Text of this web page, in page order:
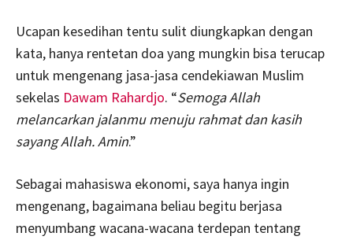
Ucapan kesedihan tentu sulit diungkapkan dengan
kata, hanya rentetan doa yang mungkin bisa terucap
untuk mengenang jasa-jasa cendekiawan Muslim
sekelas Dawam Rahardjo. “Semoga Allah
melancarkan jalanmu menuju rahmat dan kasih
sayang Allah. Amin.”
Sebagai mahasiswa ekonomi, saya hanya ingin
mengenang, bagaimana beliau begitu berjasa
menyumbang wacana-wacana terdepan tentang